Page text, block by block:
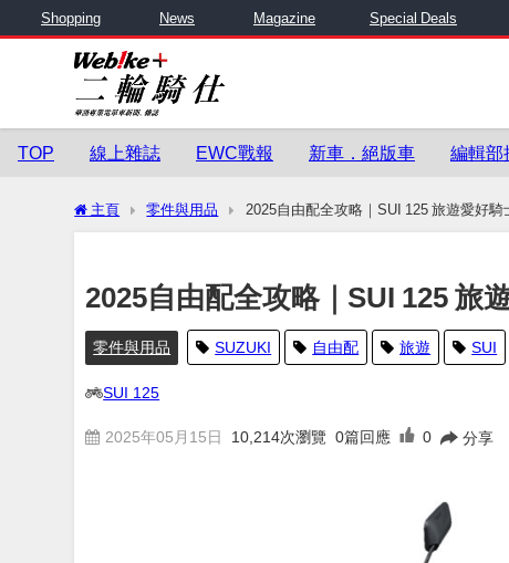
Shopping News Magazine Special Deals
TOP 線上雜誌 EWC戰報 新車．絕版車 編輯部
主頁 零件與用品 2025自由配全攻略｜SUI 125 旅遊愛好騎
2025自由配全攻略｜SUI 125 旅
零件與用品 SUZUKI 自由配 旅遊 SUI
SUI 125
2025年05月15日 10,214次瀏覽 0篇回應 0 分享